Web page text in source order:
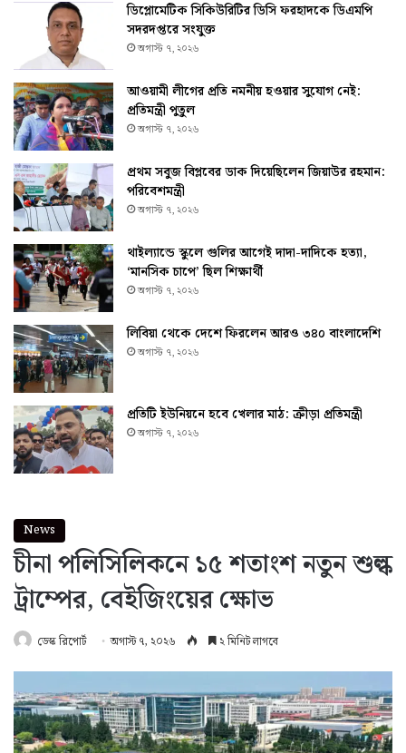
ডিপ্লোমেটিক সিকিউরিটির ডিসি ফরহাদকে ডিএমপি
সদরদপ্তরে সংযুক্ত
অগাস্ট ৭, ২০২৬
আওয়ামী লীগের প্রতি নমনীয় হওয়ার সুযোগ নেই:
প্রতিমন্ত্রী পুতুল
অগাস্ট ৭, ২০২৬
প্রথম সবুজ বিপ্লবের ডাক দিয়েছিলেন জিয়াউর রহমান:
পরিবেশমন্ত্রী
অগাস্ট ৭, ২০২৬
থাইল্যান্ডে স্কুলে গুলির আগেই দাদা-দাদিকে হত্যা,
‘মানসিক চাপে’ ছিল শিক্ষার্থী
অগাস্ট ৭, ২০২৬
লিবিয়া থেকে দেশে ফিরলেন আরও ৩৪০ বাংলাদেশি
অগাস্ট ৭, ২০২৬
প্রতিটি ইউনিয়নে হবে খেলার মাঠ: ক্রীড়া প্রতিমন্ত্রী
অগাস্ট ৭, ২০২৬